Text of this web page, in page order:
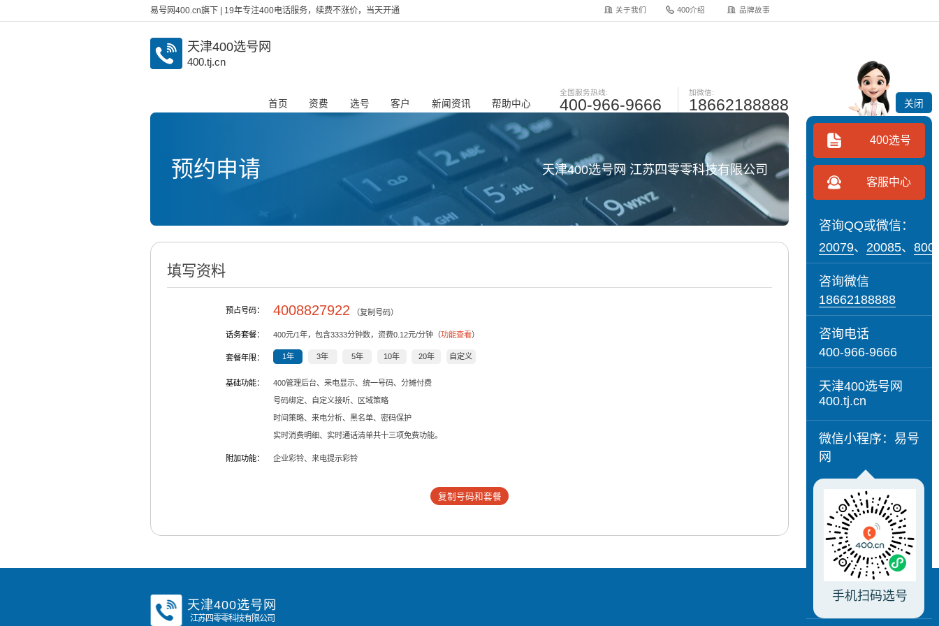
易号网400.cn旗下 | 19年专注400电话服务，续费不涨价，当天开通 关于我们 400介绍 品牌故事
天津400选号网
400.tj.cn
首页 资费 选号 客户 新闻资讯 帮助中心
全国服务热线:
400-966-9666
加微信:
18662188888
预约申请 天津400选号网 江苏四零零科技有限公司
填写资料
预占号码： 4008827922 （复制号码）
话务套餐： 400元/1 年，包含3333分钟数，资费0.12元/分钟（功能查看）
套餐年限： 1年 3年 5年 10年 20年 自定义
基础功能： 400管理后台、来电显示、统一号码、分摊付费
号码绑定、自定义接听、区域策略
时间策略、来电分析、黑名单、密码保护
实时消费明细、实时通话清单共十三项免费功能。
附加功能： 企业彩铃、来电提示彩铃
复制号码和套餐
天津400选号网
江苏四零零科技有限公司
关闭
400选号
客服中心
咨询QQ或微信：
20079、 20085、
咨询微信
18662188888
咨询电话
400-966-9666
天津400选号网
400.tj.cn
微信小程序：易号
网
手机扫码选号